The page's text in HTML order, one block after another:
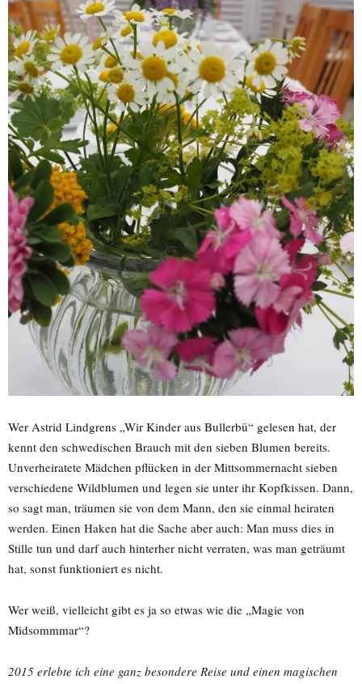
Wer Astrid Lindgrens „Wir Kinder aus Bullerbü“ gelesen hat, der
kennt den schwedischen Brauch mit den sieben Blumen bereits.
Unverheiratete Mädchen pflücken in der Mittsommernacht sieben
verschiedene Wildblumen und legen sie unter ihr Kopfkissen. Dann,
so sagt man, träumen sie von dem Mann, den sie einmal heiraten
werden. Einen Haken hat die Sache aber auch: Man muss dies in
Stille tun und darf auch hinterher nicht verraten, was man geträumt
hat, sonst funktioniert es nicht.
Wer weiß, vielleicht gibt es ja so etwas wie die „Magie von
Midsommmar“?
2015 erlebte ich eine ganz besondere Reise und einen magischen